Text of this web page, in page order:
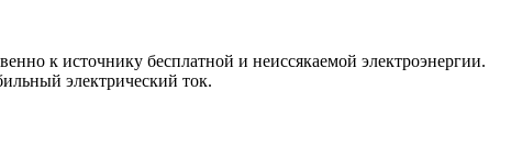
к источнику бесплатной и неиссякаемой электроэнергии.
электрический ток.